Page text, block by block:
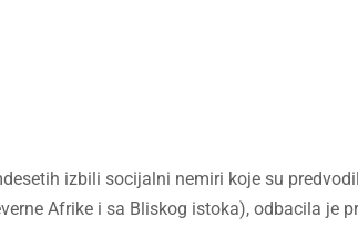
izbili socijalni nemiri koje su
Afrike i sa Bliskog istoka), odbacila je